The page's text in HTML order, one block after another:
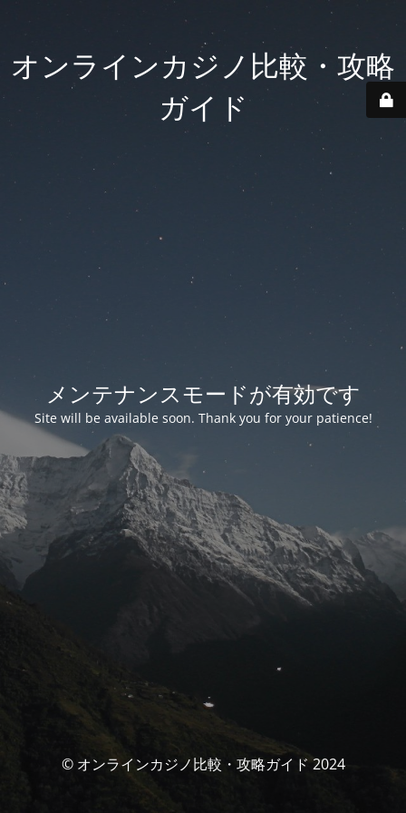
オンラインカジノ比較・攻略
ガイド
メンテナンスモードが有効です
Site will be available soon. Thank you for your patience!
© オンラインカジノ比較・攻略ガイド 2024